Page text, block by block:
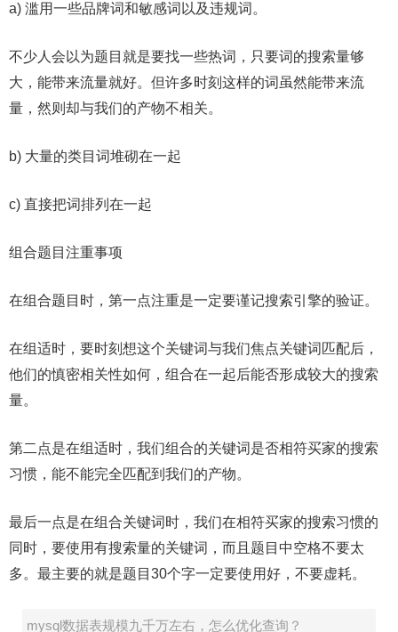
a) 滥用一些品牌词和敏感词以及违规词。
不少人会以为题目就是要找一些热词，只要词的搜索量够
大，能带来流量就好。但许多时刻这样的词虽然能带来流
量，然则却与我们的产物不相关。
b) 大量的类目词堆砌在一起
c) 直接把词排列在一起
组合题目注重事项
在组合题目时，第一点注重是一定要谨记搜索引擎的验证。
在组适时，要时刻想这个关键词与我们焦点关键词匹配后，
他们的慎密相关性如何，组合在一起后能否形成较大的搜索
量。
第二点是在组适时，我们组合的关键词是否相符买家的搜索
习惯，能不能完全匹配到我们的产物。
最后一点是在组合关键词时，我们在相符买家的搜索习惯的
同时，要使用有搜索量的关键词，而且题目中空格不要太
多。最主要的就是题目30个字一定要使用好，不要虚耗。
mysql数据表规模九千万左右，怎么优化查询？